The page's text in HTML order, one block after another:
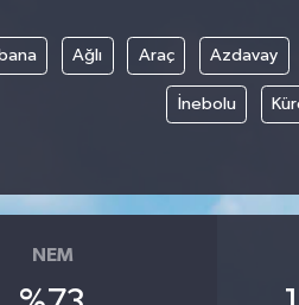
Ağlı Araç Azdavay
İnebolu
NEM